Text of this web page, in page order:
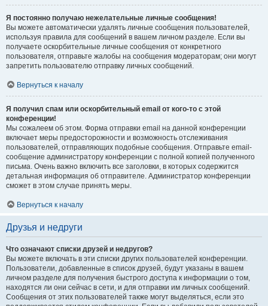
Я постоянно получаю нежелательные личные сообщения!
Вы можете автоматически удалять личные сообщения пользователей,
используя правила для сообщений в вашем личном разделе. Если вы
получаете оскорбительные личные сообщения от конкретного
пользователя, отправьте жалобы на сообщения модераторам; они могут
запретить пользователю отправку личных сообщений.
Вернуться к началу
Я получил спам или оскорбительный email от кого-то с этой
конференции!
Мы сожалеем об этом. Форма отправки email на данной конференции
включает меры предосторожности и возможность отслеживания
пользователей, отправляющих подобные сообщения. Отправьте email-
сообщение администратору конференции с полной копией полученного
письма. Очень важно включить все заголовки, в которых содержится
детальная информация об отправителе. Администратор конференции
сможет в этом случае принять меры.
Вернуться к началу
Друзья и недруги
Что означают списки друзей и недругов?
Вы можете включать в эти списки других пользователей конференции.
Пользователи, добавленные в список друзей, будут указаны в вашем
личном разделе для получения быстрого доступа к информации о том,
находятся ли они сейчас в сети, и для отправки им личных сообщений.
Сообщения от этих пользователей также могут выделяться, если это